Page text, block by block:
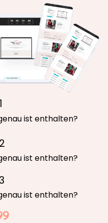
ist enthalten?
ist enthalten?
ist enthalten?